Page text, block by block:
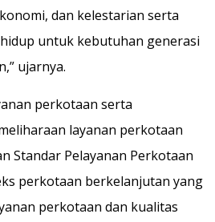
dan kelestarian serta
untuk kebutuhan generasi
ujarnya.
perkotaan serta
layanan perkotaan
Standar Pelayanan Perkotaan
perkotaan berkelanjutan yang
perkotaan dan kualitas